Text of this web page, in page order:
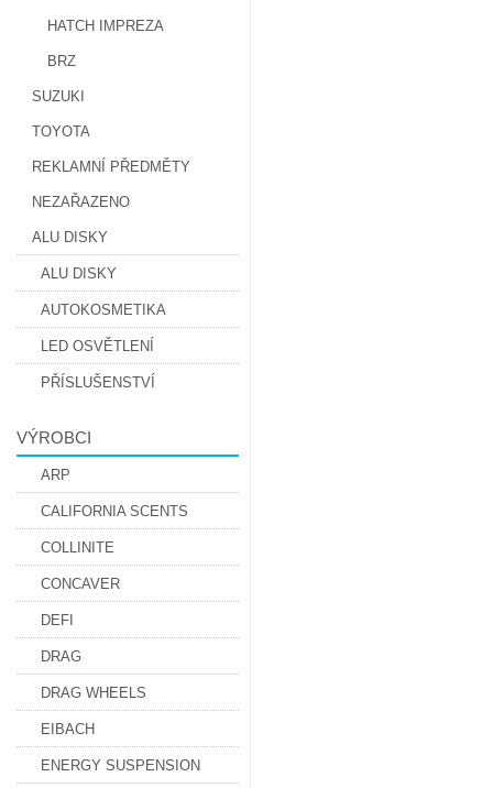
HATCH IMPREZA
BRZ
SUZUKI
TOYOTA
REKLAMNÍ PŘEDMĚTY
NEZAŘAZENO
ALU DISKY
ALU DISKY
AUTOKOSMETIKA
LED OSVĚTLENÍ
PŘÍSLUŠENSTVÍ
VÝROBCI
ARP
CALIFORNIA SCENTS
COLLINITE
CONCAVER
DEFI
DRAG
DRAG WHEELS
EIBACH
ENERGY SUSPENSION